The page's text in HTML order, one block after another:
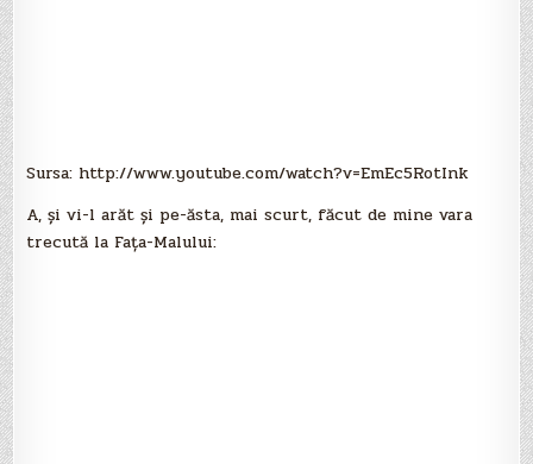
Sursa: http://www.youtube.com/watch?v=EmEc5RotInk
A, şi vi-l arăt şi pe-ăsta, mai scurt, făcut de mine vara
trecută la Faţa-Malului: